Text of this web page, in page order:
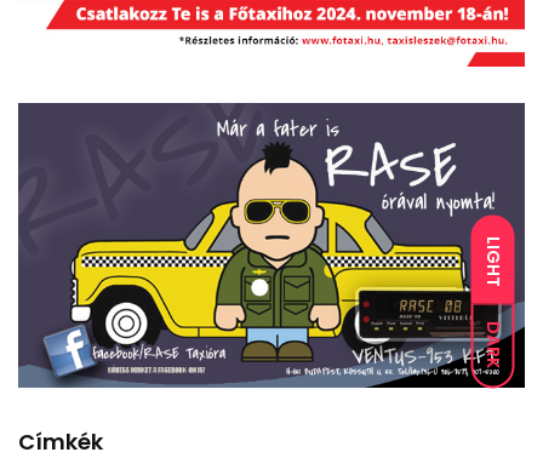
LIGHT
DARK
Címkék